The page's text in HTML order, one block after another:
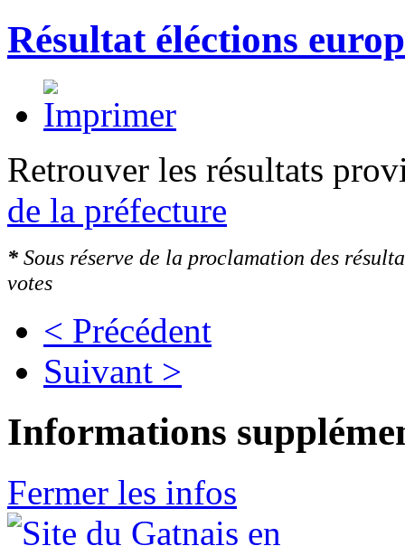
Résultat éléctions
Retrouver les résultats
de la préfecture
* Sous réserve de la proclamation des
votes
< Précédent
Suivant >
Informations
Fermer les infos